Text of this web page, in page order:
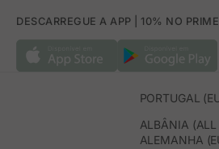
DESCARREGUE A APP | 10% NO
PORTUGAL
ALBÂNIA (ALL
ALEMANHA